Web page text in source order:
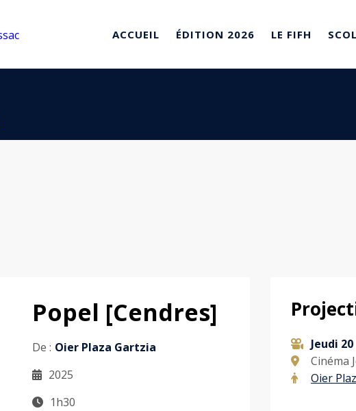
ACCUEIL ÉDITION 2026 LE FIFH
Popel [Cendres]
De : Oier Plaza Gartzia
2025
1h30
Jeudi
Cinéma
Oier